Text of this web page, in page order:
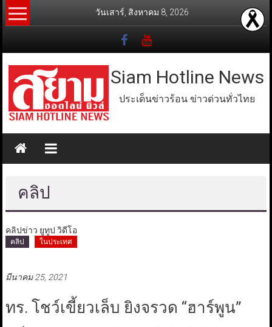
Skip
to
วันเสาร์, สิงหาคม 8, 2026
Siam Hotline News
ประเด็นข่าวร้อน ข่าวด่วนทั่วไทย
คลิป
คลิปข่าว ยูทูป วิดีโอ
คลิป ในประเทศ
มีนาคม 25, 2021
ทร. โชว์เขี้ยวเล็บ ยิงจรวด “ฮาร์พูน”